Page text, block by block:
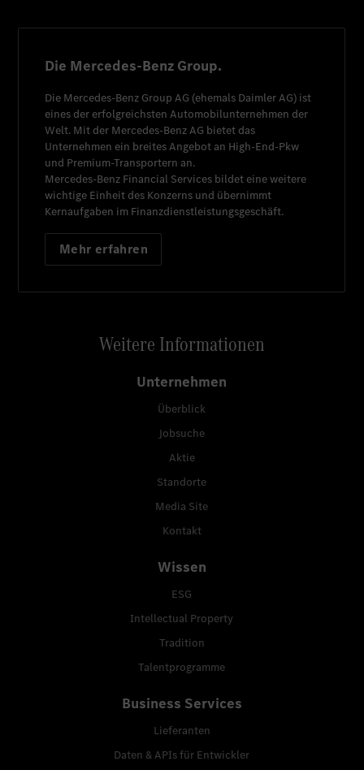
Die Mercedes-Benz Group.
Die Mercedes-Benz Group AG (ehemals Daimler AG) ist
eines der erfolgreichsten Automobilunternehmen der
Welt. Mit der Mercedes-Benz AG bietet das
Unternehmen ein breites Angebot an High-End-Pkw
und Premium-Transportern an.
Mercedes-Benz Financial Services bildet eine weitere
wichtige Einheit des Konzerns und übernimmt
Kernaufgaben im Finanzdienstleistungsgeschäft.
Mehr erfahren
Weitere Informationen
Unternehmen
Überblick
Jobsuche
Aktie
Standorte
Media Site
Kontakt
Wissen
ESG
Intellectual Property
Tradition
Talentprogramme
Business Services
Lieferanten
Daten & APIs für Entwickler